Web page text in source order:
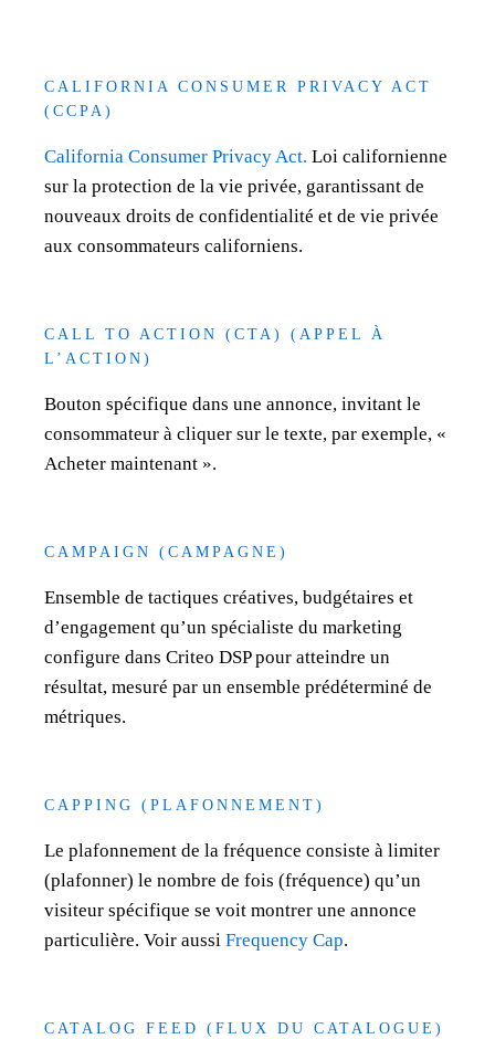
CALIFORNIA CONSUMER PRIVACY ACT
(CCPA)
California Consumer Privacy Act. Loi californienne
sur la protection de la vie privée, garantissant de
nouveaux droits de confidentialité et de vie privée
aux consommateurs californiens.
CALL TO ACTION (CTA) (APPEL À
L’ACTION)
Bouton spécifique dans une annonce, invitant le
consommateur à cliquer sur le texte, par exemple, «
Acheter maintenant ».
CAMPAIGN (CAMPAGNE)
Ensemble de tactiques créatives, budgétaires et
d’engagement qu’un spécialiste du marketing
configure dans Criteo DSP pour atteindre un
résultat, mesuré par un ensemble prédéterminé de
métriques.
CAPPING (PLAFONNEMENT)
Le plafonnement de la fréquence consiste à limiter
(plafonner) le nombre de fois (fréquence) qu’un
visiteur spécifique se voit montrer une annonce
particulière. Voir aussi Frequency Cap.
CATALOG FEED (FLUX DU CATALOGUE)